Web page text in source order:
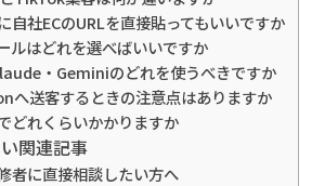
自社ECのURLを直接貼ってもいいですか
ルはどれを選べばいいですか
・Geminiのどれを使うべきですか
へ送客するときの注意点はありますか
どれくらいかかりますか
関連記事
者に直接相談したい方へ